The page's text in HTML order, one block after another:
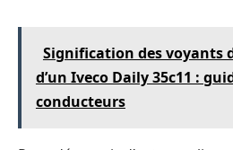
Signification des voyants
d’un Iveco Daily 35c11 :
conducteurs